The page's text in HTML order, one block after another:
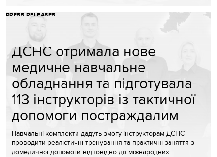
PRESS RELEASES
ДСНС отримала нове
медичне навчальне
обладнання та підготувала
113 інструкторів із тактичної
допомоги постраждалим
Навчальні комплекти дадуть змогу інструкторам ДСНС
проводити реалістичні тренування та практичні заняття з
домедичної допомоги відповідно до міжнародних…